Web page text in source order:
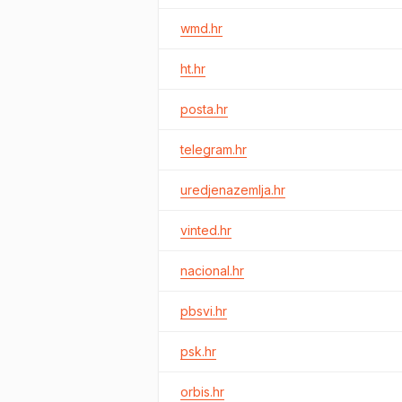
wmd.hr
ht.hr
posta.hr
telegram.hr
uredjenazemlja.hr
vinted.hr
nacional.hr
pbsvi.hr
psk.hr
orbis.hr